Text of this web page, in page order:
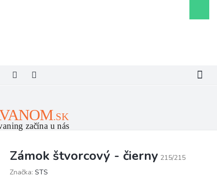
košík
Zámok štvorcový - čierny 215/215
Značka: STS